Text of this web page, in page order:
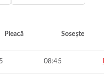
Pleacă Sosește
08:45